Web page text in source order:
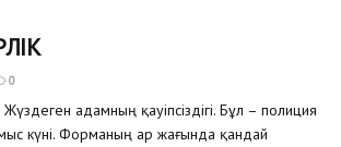
0
адамның қауіпсіздігі. Бұл – полиция
күні. Форманың ар жағында қандай